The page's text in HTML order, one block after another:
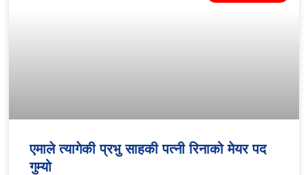
एमाले त्यागेकी प्रभु साहकी पत्नी रिनाको मेयर पद
गुम्यो